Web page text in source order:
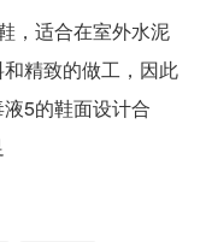
，适合在室外水泥
精致的做工，因此
5的鞋面设计合